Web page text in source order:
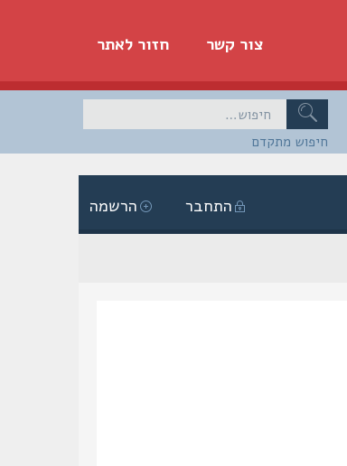
חזור לאתר צור קשר
חיפוש מתקדם
הרשמה התחבר